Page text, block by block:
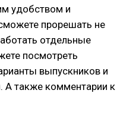
удобством и
прорешать не
отдельные
посмотреть
выпускников и
А также комментарии к